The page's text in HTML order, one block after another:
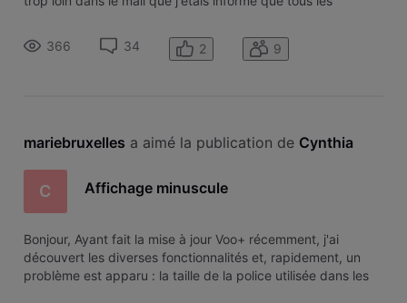
regrettable que ceci n'ait pas été mentionné comme
avertissement en ini
366 34 2 9
mariebruxelles a aimé la publication de Cynthia
C Affichage minuscule
Bonjour, Ayant fait la mise à jour Voo+ récemment, j'ai
découvert les diverses fonctionnalités et, rapidement, un
problème est apparu : la taille de la police utilisée dans les